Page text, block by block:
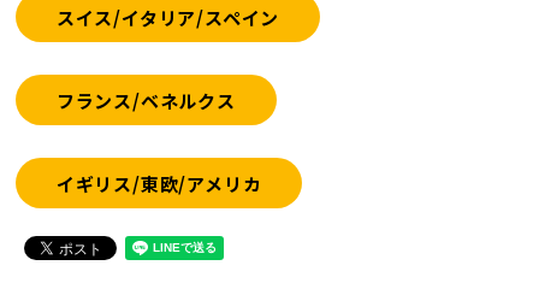
スイス/イタリア/スペイン
フランス/ベネルクス
イギリス/東欧/アメリカ